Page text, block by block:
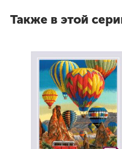
Написать отзыв
Также в этой